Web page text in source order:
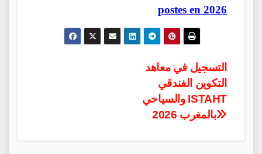
postes en 2026
التسجيل في معاهد
التكوين الفندقي
والسياحي ISTAHT
2026 بالمغرب